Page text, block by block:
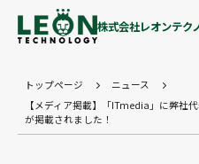
株式会社レオンテク
トップページ
ニュース
【メディア掲載】「ITmedia」に弊社
が掲載されました！